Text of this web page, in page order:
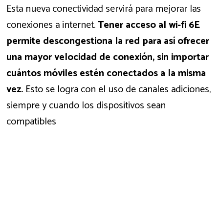
Esta nueva conectividad servirá para mejorar las
conexiones a internet.Tener acceso al wi-fi 6E
permite descongestiona la red para así ofrecer
una mayor velocidad de conexión, sin importar
cuántos móviles estén conectados a la misma
vez. Esto se logra con el uso de canales adiciones,
siempre y cuando los dispositivos sean
compatibles